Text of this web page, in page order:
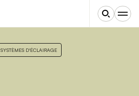
SYSTÈMES D'ÉCLAIRAGE